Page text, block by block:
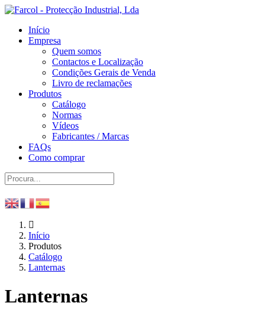
Início
Empresa
Quem somos
Contactos e Localização
Condições Gerais de Venda
Livro de reclamações
Produtos
Catálogo
Normas
Vídeos
Fabricantes / Marcas
FAQs
Como comprar
Início
Produtos
Catálogo
Lanternas
Lanternas